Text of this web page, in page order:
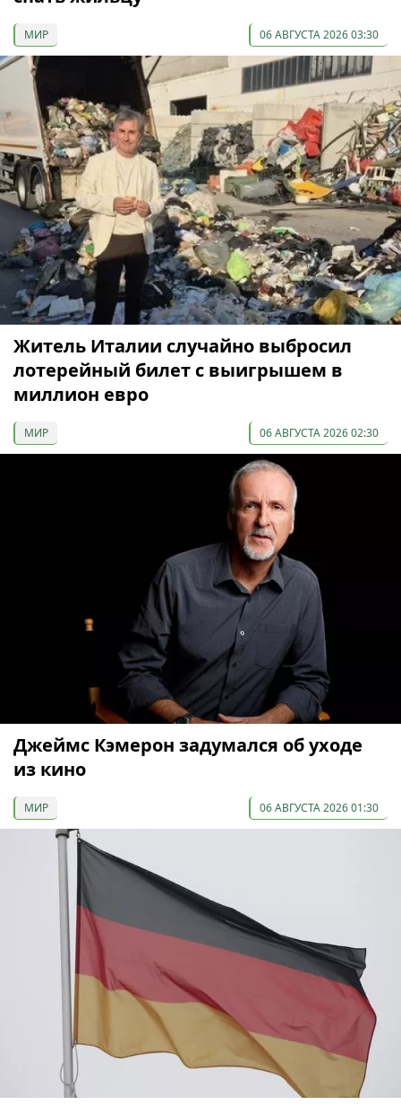
МИР 06 АВГУСТА 2026 03:30
Житель Италии случайно выбросил
лотерейный билет с выигрышем в
миллион евро
МИР 06 АВГУСТА 2026 02:30
Джеймс Кэмерон задумался об уходе
из кино
МИР 06 АВГУСТА 2026 01:30